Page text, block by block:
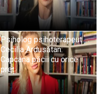
Psiholog psihoterapeut
Cecilia Ardusătan:
Capcana păcii cu orice
preț